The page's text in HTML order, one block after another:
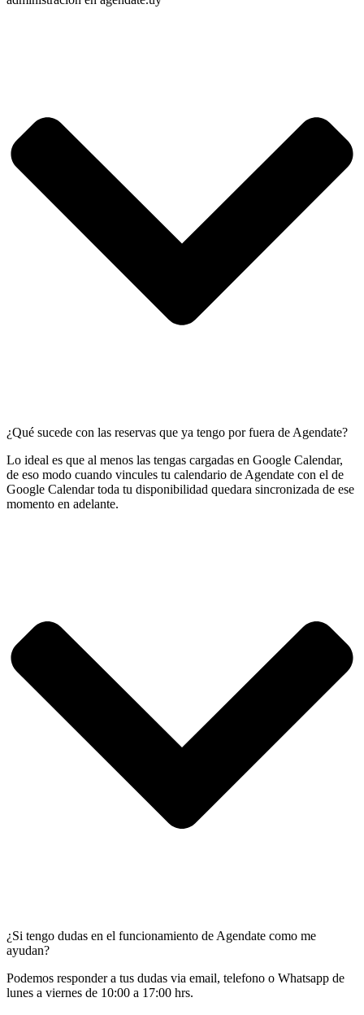
¿Qué sucede con las reservas que ya tengo por fuera de Agendate?
Lo ideal es que al menos las tengas cargadas en Google Calendar,
de eso modo cuando vincules tu calendario de Agendate con el de
Google Calendar toda tu disponibilidad quedara sincronizada de ese
momento en adelante.
¿Si tengo dudas en el funcionamiento de Agendate como me
ayudan?
Podemos responder a tus dudas via email, telefono o Whatsapp de
lunes a viernes de 10:00 a 17:00 hrs.